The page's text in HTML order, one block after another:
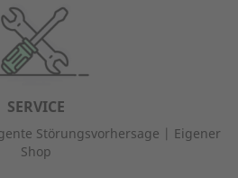
SERVICE
Störungsvorhersage | Eigener
Shop